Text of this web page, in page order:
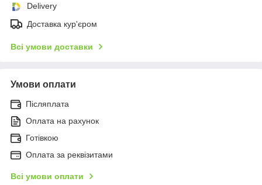
Delivery
Доставка кур'єром
Всі умови доставки
Умови оплати
Післяплата
Оплата на рахунок
Готівкою
Оплата за реквізитами
Всі умови оплати